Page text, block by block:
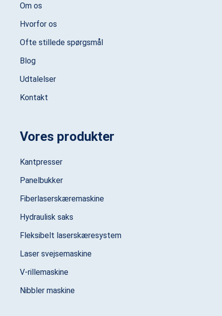
Om os
Hvorfor os
Ofte stillede spørgsmål
Blog
Udtalelser
Kontakt
Vores produkter
Kantpresser
Panelbukker
Fiberlaserskæremaskine
Hydraulisk saks
Fleksibelt laserskæresystem
Laser svejsemaskine
V-rillemaskine
Nibbler maskine